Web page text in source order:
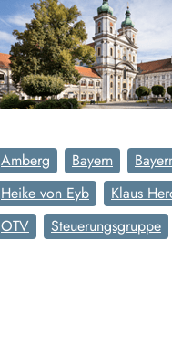
Amberg Bayern
Heike von Eyb
Klaus
OTV
Steuerungsgruppe